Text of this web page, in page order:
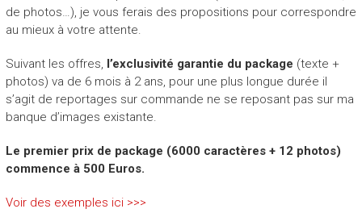
de photos…), je vous ferais des propositions pour correspondre
au mieux à votre attente.
Suivant les offres, l’exclusivité garantie du package (texte +
photos) va de 6 mois à 2 ans, pour une plus longue durée il
s’agit de reportages sur commande ne se reposant pas sur ma
banque d’images existante.
Le premier prix de package (6000 caractères + 12 photos)
commence à 500 Euros.
Voir des exemples ici >>>